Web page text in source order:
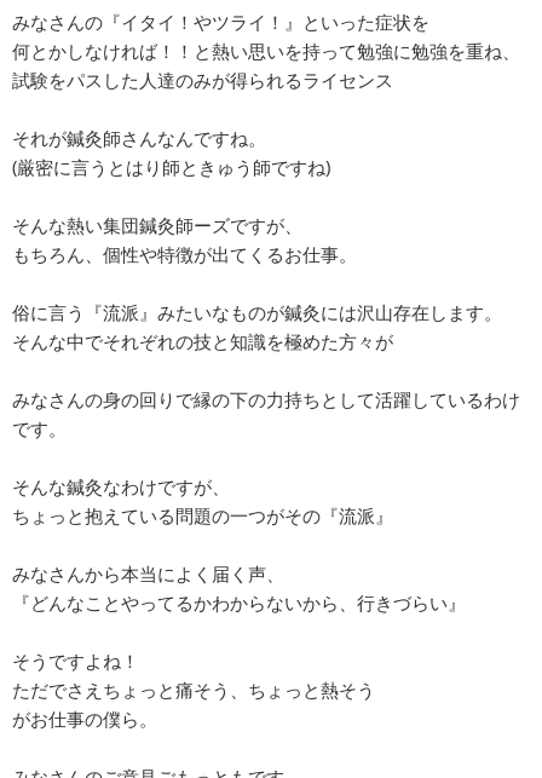
みなさんの『イタイ！やツライ！』といった症状を
何とかしなければ！！と熱い思いを持って勉強に勉強を重ね、
試験をパスした人達のみが得られるライセンス
それが鍼灸師さんなんですね。
(厳密に言うとはり師ときゅう師ですね)
そんな熱い集団鍼灸師ーズですが、
もちろん、個性や特徴が出てくるお仕事。
俗に言う『流派』みたいなものが鍼灸には沢山存在します。
そんな中でそれぞれの技と知識を極めた方々が
みなさんの身の回りで縁の下の力持ちとして活躍しているわけ
です。
そんな鍼灸なわけですが、
ちょっと抱えている問題の一つがその『流派』
みなさんから本当によく届く声、
『どんなことやってるかわからないから、行きづらい』
そうですよね！
ただでさえちょっと痛そう、ちょっと熱そう
がお仕事の僕ら。